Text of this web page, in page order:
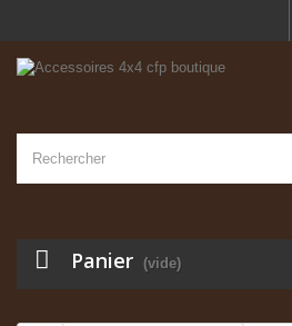
Panier (vide)